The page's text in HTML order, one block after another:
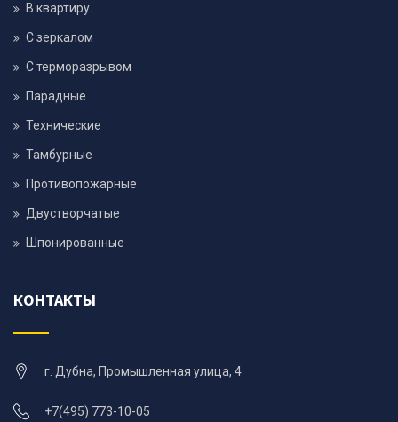
В квартиру
С зеркалом
С терморазрывом
Парадные
Технические
Тамбурные
Противопожарные
Двустворчатые
Шпонированные
КОНТАКТЫ
г. Дубна, Промышленная улица, 4
+7(495) 773-10-05